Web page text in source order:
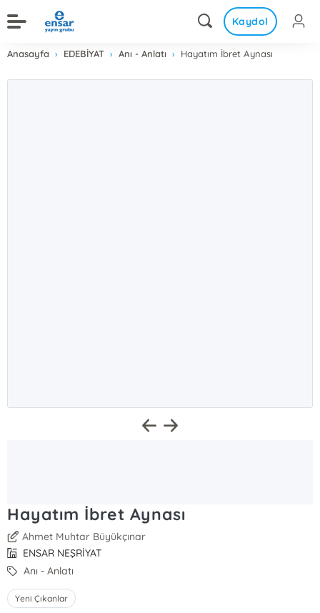
Kaydol
Anasayfa EDEBİYAT Anı - Anlatı Hayatım İbret Aynası
Hayatım İbret Aynası
Ahmet Muhtar Büyükçınar
ENSAR NEŞRİYAT
Anı - Anlatı
Yeni Çıkanlar